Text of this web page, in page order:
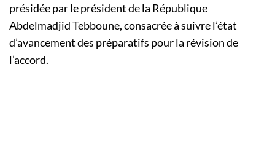
présidée par le président de la République
Abdelmadjid Tebboune, consacrée à suivre l’état
d’avancement des préparatifs pour la révision de
l’accord.